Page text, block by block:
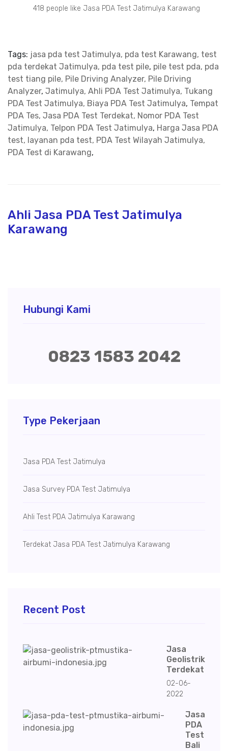
418 people like Jasa PDA Test Jatimulya Karawang
Tags: jasa pda test Jatimulya, pda test Karawang, test
pda terdekat Jatimulya, pda test pile, pile test pda, pda
test tiang pile, Pile Driving Analyzer, Pile Driving
Analyzer, Jatimulya, Ahli PDA Test Jatimulya, Tukang
PDA Test Jatimulya, Biaya PDA Test Jatimulya, Tempat
PDA Tes, Jasa PDA Test Terdekat, Nomor PDA Test
Jatimulya, Telpon PDA Test Jatimulya, Harga Jasa PDA
test, layanan pda test, PDA Test Wilayah Jatimulya,
PDA Test di Karawang,
Ahli Jasa PDA Test Jatimulya
Karawang
Hubungi Kami
0823 1583 2042
Type Pekerjaan
Jasa PDA Test Jatimulya
Jasa Survey PDA Test Jatimulya
Ahli Test PDA Jatimulya Karawang
Terdekat Jasa PDA Test Jatimulya Karawang
Recent Post
Jasa
Geolistrik
Terdekat
02-06-
2022
Jasa
PDA
Test
Bali